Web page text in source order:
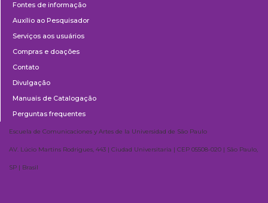
Fontes de informação
Auxílio ao Pesquisador
Serviços aos usuários
Compras e doações
Contato
Divulgação
Manuais de Catalogação
Perguntas frequentes
Escuela de Comunicaciones y Artes de la Universidad de São Paulo
AV. Lúcio Martins Rodrigues, 443 | Ciudad Universitaria | CEP 05508-020 | São Paulo,
SP | Brasil